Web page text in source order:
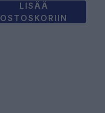
LISÄÄ
OSTOSKORIIN